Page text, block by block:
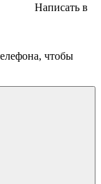
Написать в
чтобы